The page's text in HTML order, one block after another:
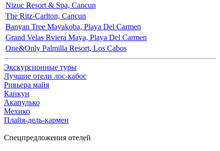
Nizuc Resort & Spa, Cancun
The Ritz-Carlton, Cancun
Banyan Tree Mayakoba, Playa Del Carmen
Grand Velas Rviera Maya, Playa Del Carmen
One&Only Palmilla Resort, Los Cabos
Экскурсионные туры
Лучшие отели лос-кабос
Ривьера майя
Канкун
Акапулько
Мехико
Плайя-дель-кармен
Спецпредложения отелей